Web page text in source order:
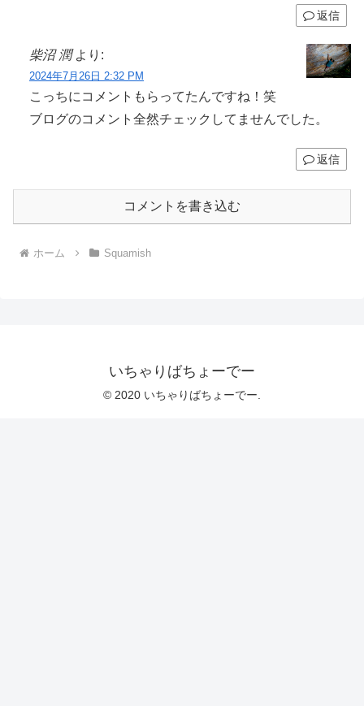
返信
柴沼 潤 より:
2024年7月26日 2:32 PM
こっちにコメントもらってたんですね！笑
ブログのコメント全然チェックしてませんでした。
返信
コメントを書き込む
ホーム Squamish
いちゃりばちょーでー
© 2020 いちゃりばちょーでー.